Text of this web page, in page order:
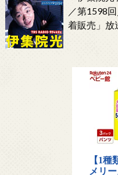
／第1598
着販売」放